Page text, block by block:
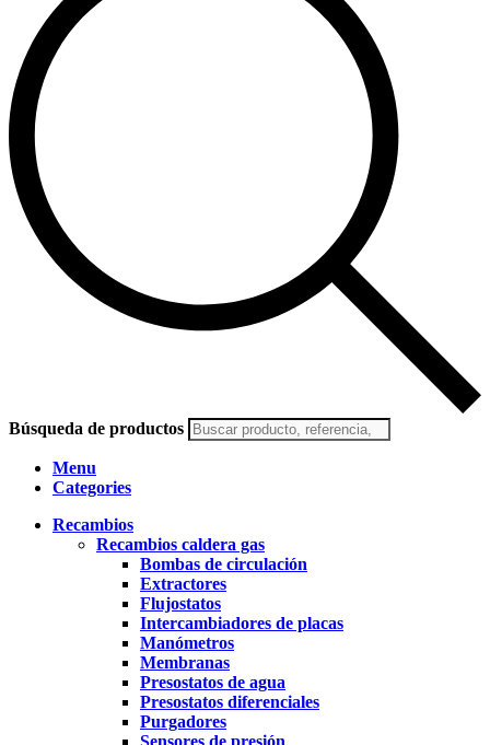
Búsqueda de productos
Menu
Categories
Recambios
Recambios caldera gas
Bombas de circulación
Extractores
Flujostatos
Intercambiadores de placas
Manómetros
Membranas
Presostatos de agua
Presostatos diferenciales
Purgadores
Sensores de presión